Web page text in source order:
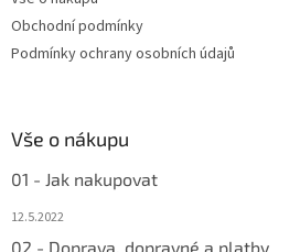
Obchodní podmínky
Podmínky ochrany osobních údajů
Vše o nákupu
01 - Jak nakupovat
12.5.2022
02 - Doprava, dopravné a platby